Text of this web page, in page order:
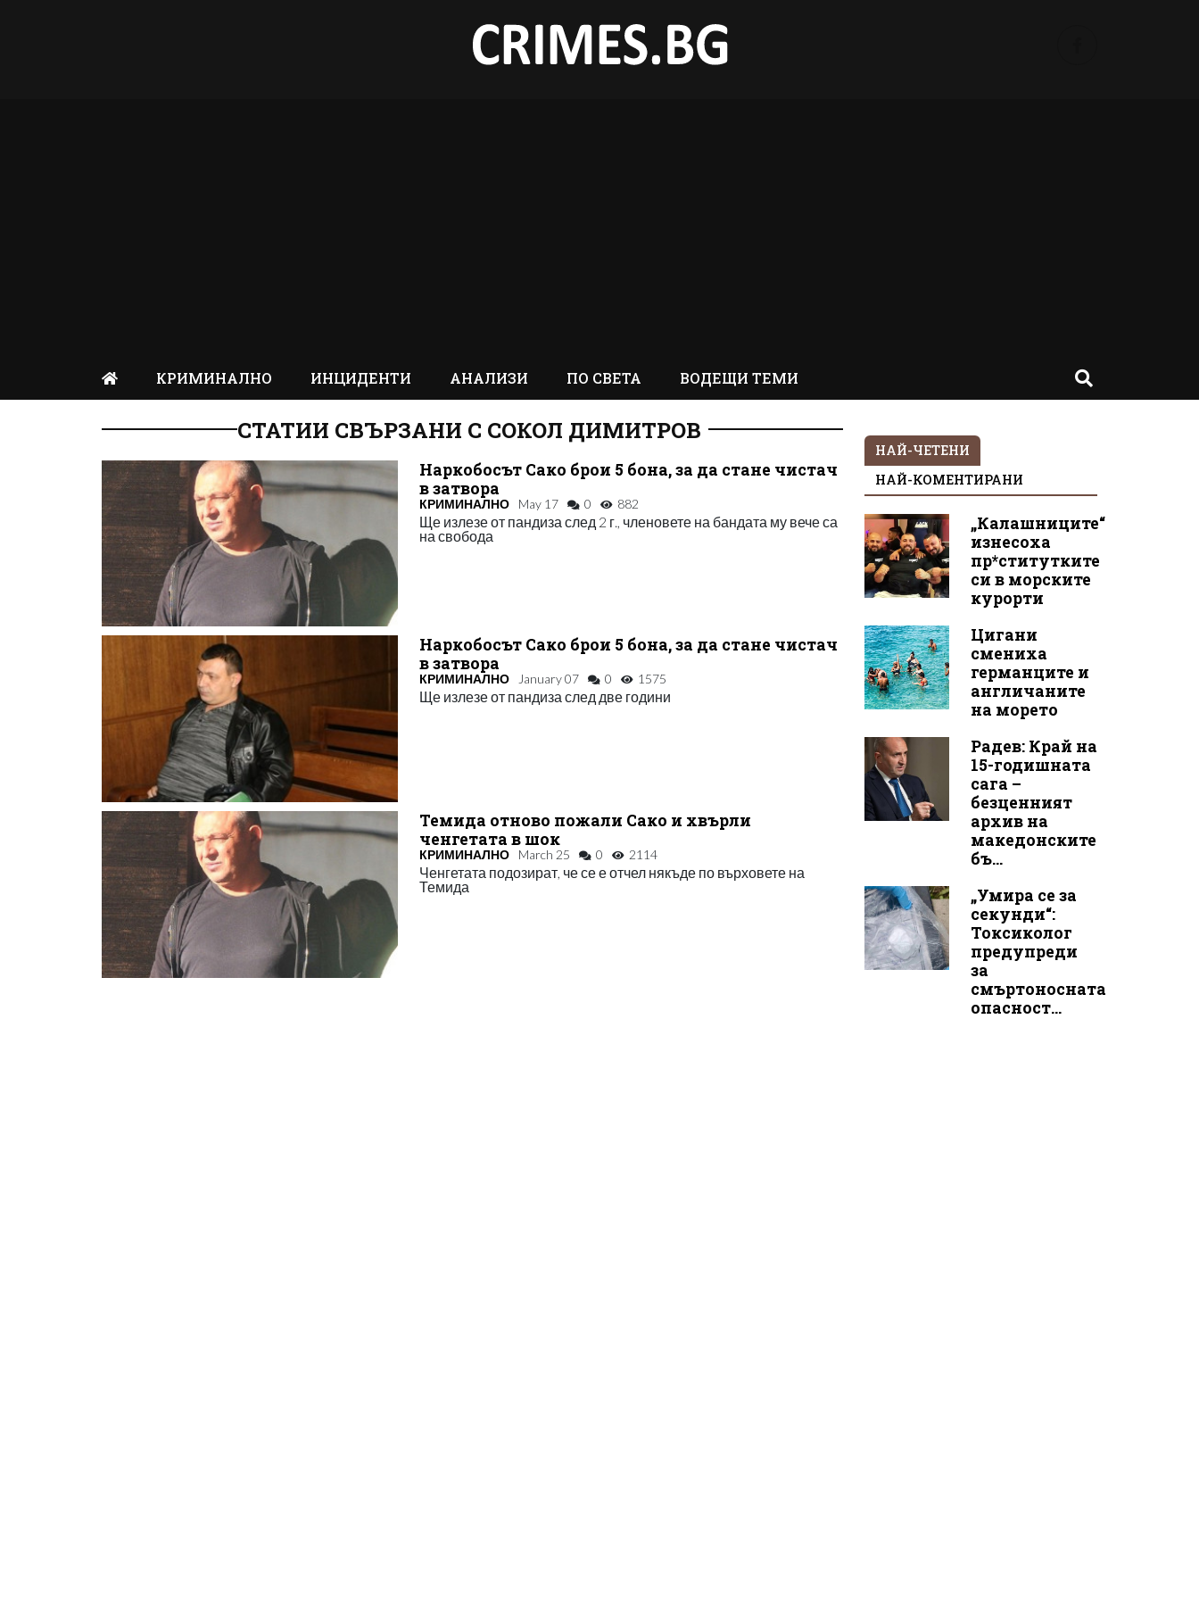
КРИМИНАЛНО ИНЦИДЕНТИ АНАЛИЗИ ПО СВЕТА ВОДЕЩИ ТЕМИ
СТАТИИ СВЪРЗАНИ С СОКОЛ ДИМИТРОВ
Наркобосът Сако брои 5 бона, за да стане чистач
в затвора
КРИМИНАЛНО May 17 0 882
Ще излезе от пандиза след 2 г., членовете на бандата му вече са
на свобода
Наркобосът Сако брои 5 бона, за да стане чистач
в затвора
КРИМИНАЛНО January 07 0 1575
Ще излезе от пандиза след две години
Темида отново пожали Сако и хвърли
ченгетата в шок
КРИМИНАЛНО March 25 0 2114
Ченгетата подозират, че се е отчел някъде по върховете на
Темида
НАЙ-ЧЕТЕНИ
НАЙ-КОМЕНТИРАНИ
„Калашниците“
изнесоха
пр*ститутките
си в морските
курорти
Цигани
смениха
германците и
англичаните
на морето
Радев: Край на
15-годишната
сага –
безценният
архив на
македонските
бъ...
„Умира се за
секунди“:
Токсиколог
предупреди
за
смъртоносната
опасност...